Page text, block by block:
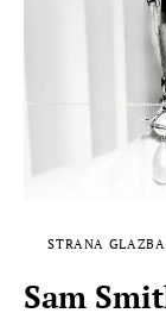
STRANA GLAZBA
Sam